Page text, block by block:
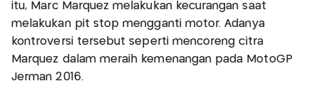
itu, Marc Marquez melakukan kecurangan saat
melakukan pit stop mengganti motor. Adanya
kontroversi tersebut seperti mencoreng citra
Marquez dalam meraih kemenangan pada MotoGP
Jerman 2016.